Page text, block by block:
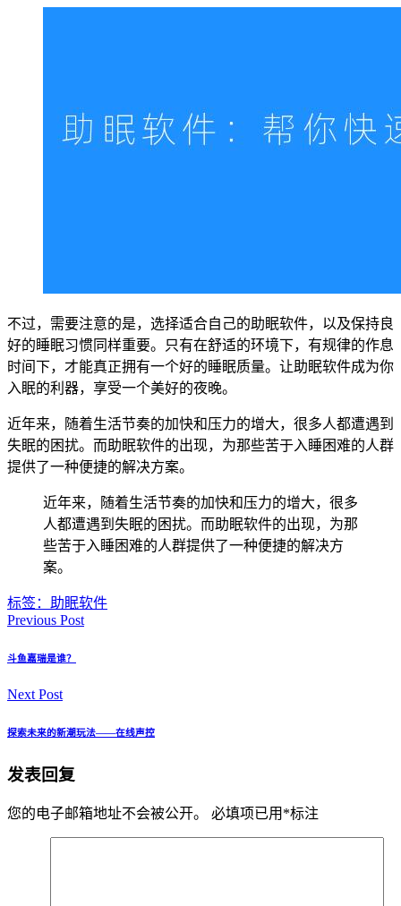
不过，需要注意的是，选择适合自己的助眠软件，以及保持良
好的睡眠习惯同样重要。只有在舒适的环境下，有规律的作息
时间下，才能真正拥有一个好的睡眠质量。让助眠软件成为你
入眠的利器，享受一个美好的夜晚。
近年来，随着生活节奏的加快和压力的增大，很多人都遭遇到
失眠的困扰。而助眠软件的出现，为那些苦于入睡困难的人群
提供了一种便捷的解决方案。
近年来，随着生活节奏的加快和压力的增大，很多
人都遭遇到失眠的困扰。而助眠软件的出现，为那
些苦于入睡困难的人群提供了一种便捷的解决方
案。
标签： 助眠软件
Previous Post
斗鱼嘉瑞是谁？
Next Post
探索未来的新潮玩法——在线声控
发表回复
您的电子邮箱地址不会被公开。 必填项已用 *标注